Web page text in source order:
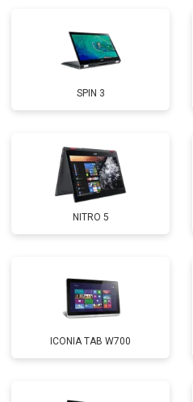
SPIN 3
NITRO 5
ICONIA TAB W700